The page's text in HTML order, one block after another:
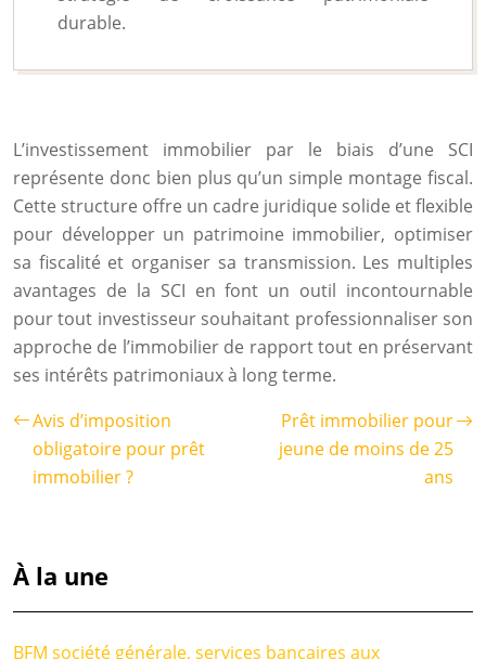
durable.
L’investissement immobilier par le biais d’une SCI
représente donc bien plus qu’un simple montage fiscal.
Cette structure offre un cadre juridique solide et flexible
pour développer un patrimoine immobilier, optimiser
sa fiscalité et organiser sa transmission. Les multiples
avantages de la SCI en font un outil incontournable
pour tout investisseur souhaitant professionnaliser son
approche de l’immobilier de rapport tout en préservant
ses intérêts patrimoniaux à long terme.
Avis d’imposition
obligatoire pour prêt
immobilier ?
Prêt immobilier pour
jeune de moins de 25
ans
À la une
BFM société générale, services bancaires aux